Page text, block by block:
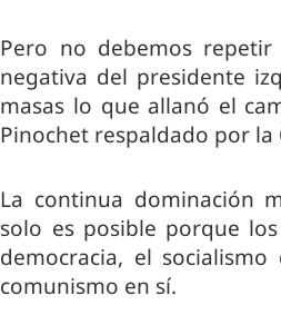
Pero no debemos
negativa del presidente
masas lo que allanó el
Pinochet respaldado por la
La continua dominación
solo es posible porque
democracia, el
comunismo en sí.